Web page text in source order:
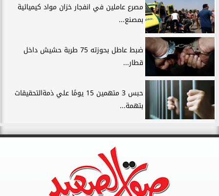
مصرع عاملين في انفجار خزان مواد كيميائية
بمصنع...
ضبط عاطل بحوزته 75 طربة حشيش داخل
قطار...
حبس 3 متهمين 15 يومًا علي ذمةالتحقيقات
بتهمة...